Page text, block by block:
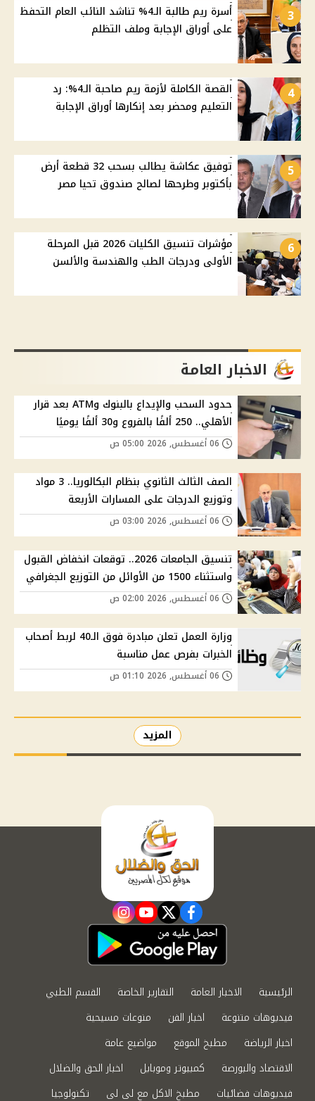
3
أسرة ريم طالبة الـ4% تناشد النائب العام التحفظ
على أوراق الإجابة وملف التظلم
4
القصة الكاملة لأزمة ريم صاحبة الـ4%: رد
التعليم ومحضر بعد إنكارها أوراق الإجابة
5
توفيق عكاشة يطالب بسحب 32 قطعة أرض
بأكتوبر وطرحها لصالح صندوق تحيا مصر
6
مؤشرات تنسيق الكليات 2026 قبل المرحلة
الأولى ودرجات الطب والهندسة والألسن
الاخبار العامة
حدود السحب والإيداع بالبنوك وATM بعد قرار
الأهلي.. 250 ألفًا بالفروع و30 ألفًا يوميًا
الصف الثالث الثانوي بنظام البكالوريا.. 3 مواد
وتوزيع الدرجات على المسارات الأربعة
تنسيق الجامعات 2026.. توقعات انخفاض القبول
واستثناء 1500 من الأوائل من التوزيع الجغرافي
وزارة العمل تعلن مبادرة فوق الـ40 لربط أصحاب
الخبرات بفرص عمل مناسبة
المزيد
facebook
twitter
youtube
instagram
الرئيسية الاخبار العامة التقارير الخاصة
القسم الطبي
فيديوهات متنوعة
اخبار الفن
منوعات مسيحية
اخبار الرياضة
مطبخ الموقع
مواضيع عامة
الاقتصاد والبورصة
كمبيوتر وموبايل
اخبار الحق والضلال
فيديوهات فضائيات
مطبخ الاكل مع لى لى تكنولوجيا